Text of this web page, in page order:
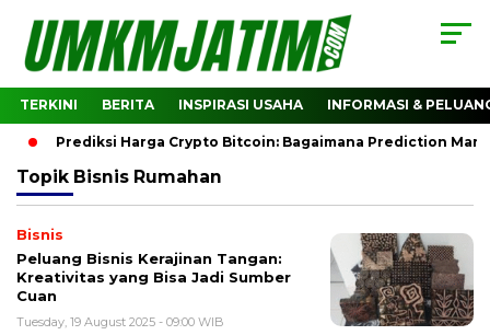
TERKINI BERITA INSPIRASI USAHA INFORMASI &
Prediksi Harga Crypto Bitcoin: Bagaimana Prediction Market
Topik Bisnis Rumahan
Bisnis
Peluang Bisnis Kerajinan Tangan:
Kreativitas yang Bisa Jadi Sumber
Cuan
Tuesday, 19 August 2025 - 09:00 WIB